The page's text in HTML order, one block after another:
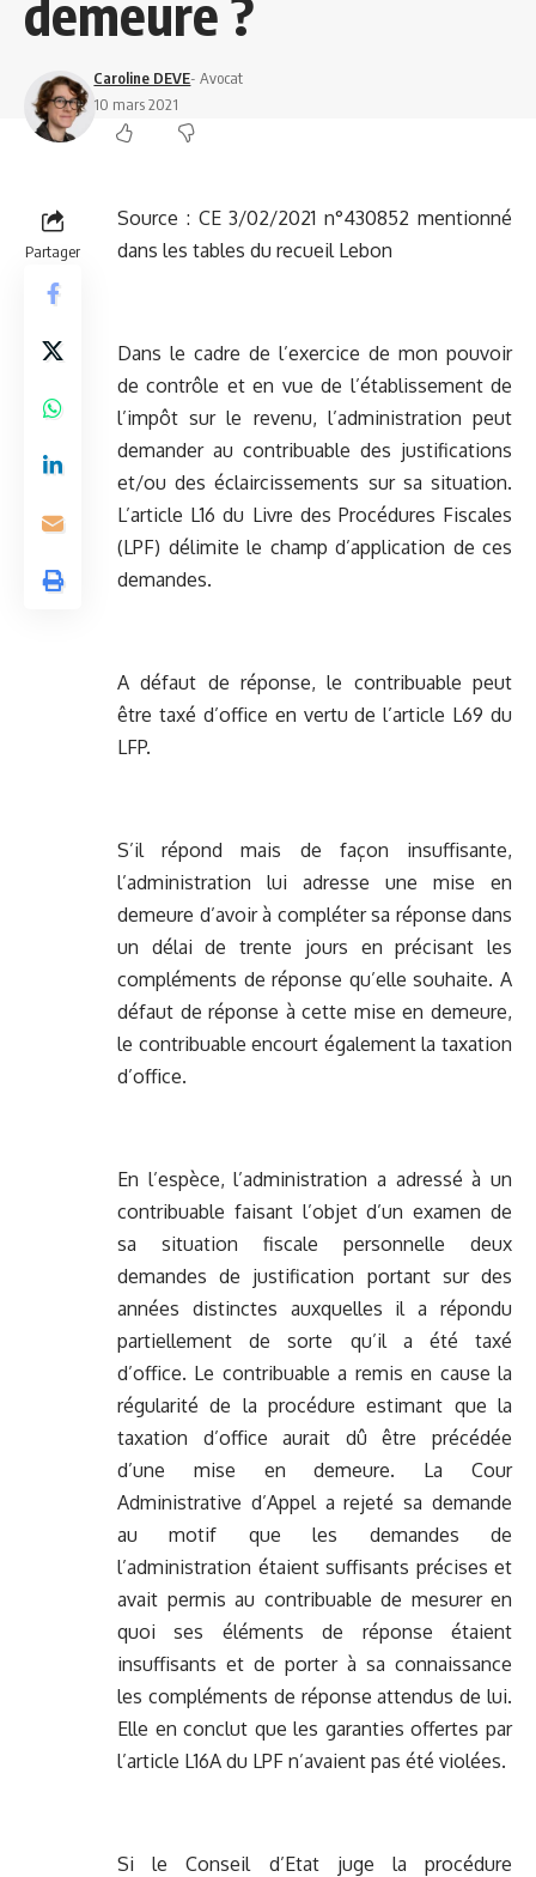
demeure ?
Caroline DEVE- Avocat
10 mars 2021
Partager
Source : CE 3/02/2021 n°430852 mentionné
dans les tables du recueil Lebon
Dans le cadre de l’exercice de mon pouvoir
de contrôle et en vue de l’établissement de
l’impôt sur le revenu, l’administration peut
demander au contribuable des justifications
et/ou des éclaircissements sur sa situation.
L’article L16 du Livre des Procédures Fiscales
(LPF) délimite le champ d’application de ces
demandes.
A défaut de réponse, le contribuable peut
être taxé d’office en vertu de l’article L69 du
LFP.
S’il répond mais de façon insuffisante,
l’administration lui adresse une mise en
demeure d’avoir à compléter sa réponse dans
un délai de trente jours en précisant les
compléments de réponse qu’elle souhaite. A
défaut de réponse à cette mise en demeure,
le contribuable encourt également la taxation
d’office.
En l’espèce, l’administration a adressé à un
contribuable faisant l’objet d’un examen de
sa situation fiscale personnelle deux
demandes de justification portant sur des
années distinctes auxquelles il a répondu
partiellement de sorte qu’il a été taxé
d’office. Le contribuable a remis en cause la
régularité de la procédure estimant que la
taxation d’office aurait dû être précédée
d’une mise en demeure. La Cour
Administrative d’Appel a rejeté sa demande
au motif que les demandes de
l’administration étaient suffisants précises et
avait permis au contribuable de mesurer en
quoi ses éléments de réponse étaient
insuffisants et de porter à sa connaissance
les compléments de réponse attendus de lui.
Elle en conclut que les garanties offertes par
l’article L16A du LPF n’avaient pas été violées.
Si le Conseil d’Etat juge la procédure